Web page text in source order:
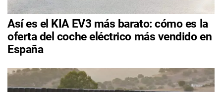
Así es el KIA EV3 más barato: cómo es la
oferta del coche eléctrico más vendido en
España